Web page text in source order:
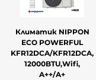
Климатик NIPPON
ECO POWERFUL
KFR12DCA/KFR12DCA,
12000BTU,Wifi,
A++/A+